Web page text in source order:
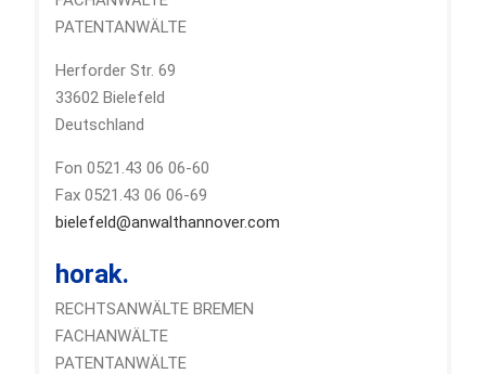
PATENTANWÄLTE
Herforder Str. 69
33602 Bielefeld
Deutschland
Fon 0521.43 06 06-60
Fax 0521.43 06 06-69
bielefeld@anwalthannover.com
horak.
RECHTSANWÄLTE BREMEN
FACHANWÄLTE
PATENTANWÄLTE